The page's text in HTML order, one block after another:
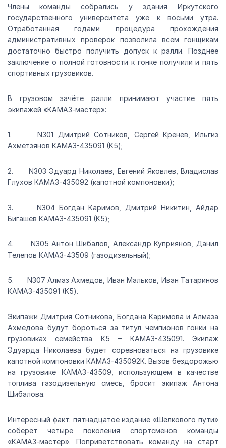
Члены команды собрались у здания Иркутского
государственного университета уже к восьми утра.
Отработанная годами процедура прохождения
административных проверок позволила всем гонщикам
достаточно быстро получить допуск к ралли. Позднее
заключение о полной готовности к гонке получили и пять
спортивных грузовиков.
В грузовом зачёте ралли принимают участие пять
экипажей «КАМАЗ-мастер»:
1. N301 Дмитрий Сотников, Сергей Кренев, Ильгиз
Ахметзянов КАМАЗ-435091 (K5);
2. N303 Эдуард Николаев, Евгений Яковлев, Владислав
Глухов КАМАЗ-435092 (капотной компоновки);
3. N304 Богдан Каримов, Дмитрий Никитин, Айдар
Бигашев КАМАЗ-435091 (K5);
4. N305 Антон Шибалов, Александр Куприянов, Данил
Телепов КАМАЗ-43509 (газодизельный);
5. N307 Алмаз Ахмедов, Иван Мальков, Иван Татаринов
КАМАЗ-435091 (K5).
Экипажи Дмитрия Сотникова, Богдана Каримова и Алмаза
Ахмедова будут бороться за титул чемпионов гонки на
грузовиках семейства К5 – КАМАЗ-435091. Экипаж
Эдуарда Николаева будет соревноваться на грузовике
капотной компоновки КАМАЗ-435092К. Вызов бездорожью
на грузовике КАМАЗ-43509, использующем в качестве
топлива газодизельную смесь, бросит экипаж Антона
Шибалова.
Интересный факт: пятнадцатое издание «Шёлкового пути»
соберёт четыре поколения спортсменов команды
«КАМАЗ-мастер». Поприветствовать команду на старт